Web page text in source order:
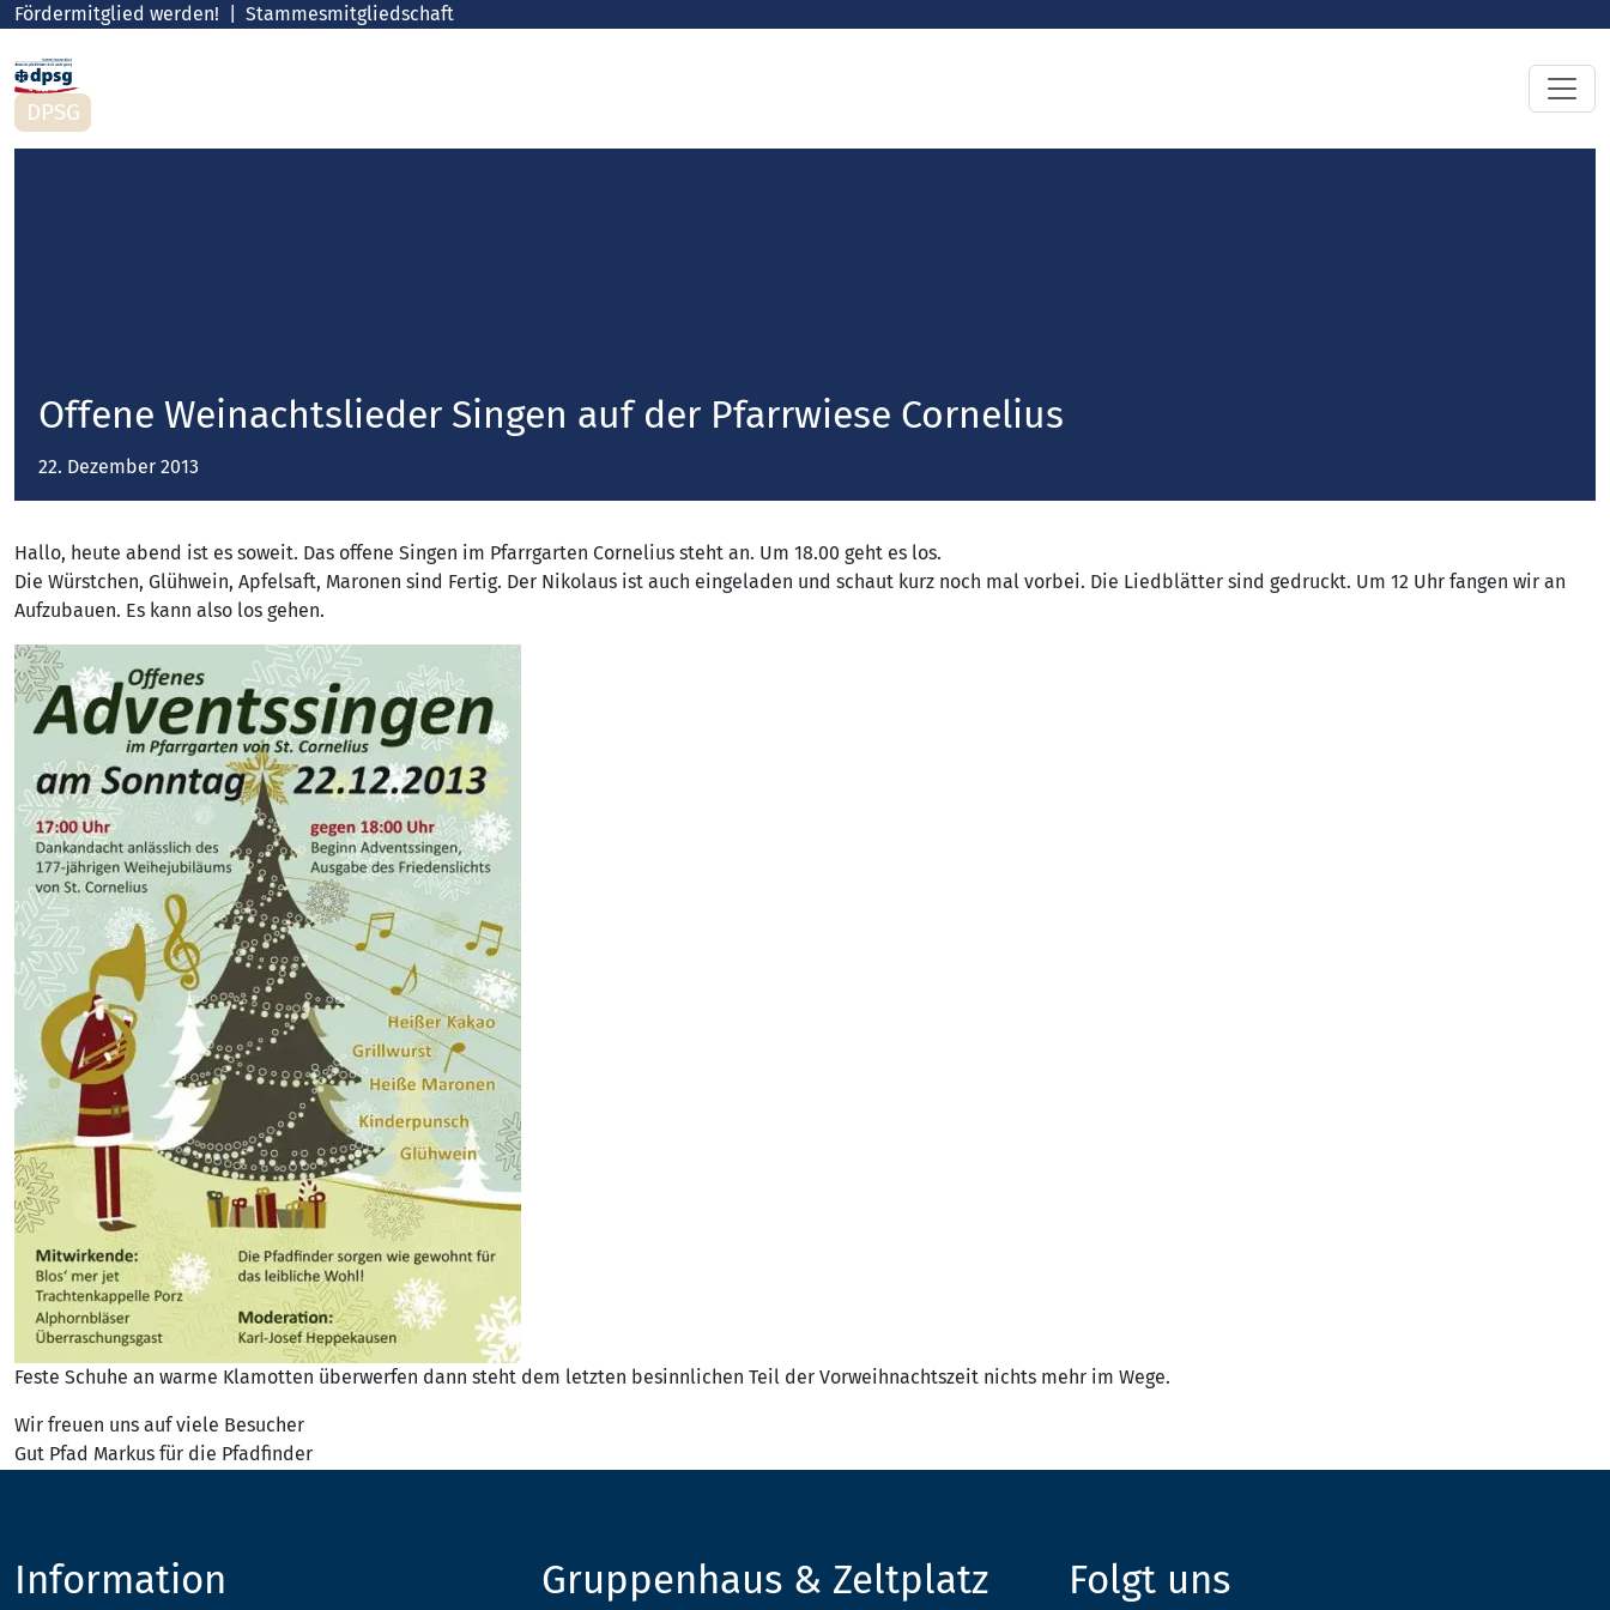
Fördermitglied werden! Stammesmitgliedschaft
DPSG
Offene Weinachtslieder Singen auf der Pfarrwiese Cornelius
22. Dezember 2013
Hallo, heute abend ist es soweit. Das offene Singen im Pfarrgarten Cornelius steht an. Um 18.00 geht es los.
Die Würstchen, Glühwein, Apfelsaft, Maronen sind Fertig. Der Nikolaus ist auch eingeladen und schaut kurz noch mal vorbei. Die Liedblätter sind gedruckt. Um 12 Uhr fangen wir an
Aufzubauen. Es kann also los gehen.
Feste Schuhe an warme Klamotten überwerfen dann steht dem letzten besinnlichen Teil der Vorweihnachtszeit nichts mehr im Wege.
Wir freuen uns auf viele Besucher
Gut Pfad Markus für die Pfadfinder
Information Gruppenhaus & Zeltplatz Folgt uns